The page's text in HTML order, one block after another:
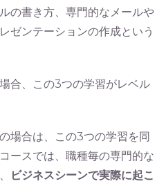
の書き方、専門的なメールや
ゼンテーションの作成という
合、この3つの学習がレベル
場合は、この3つの学習を同
ースでは、職種毎の専門的な
ビジネスシーンで実際に起こ